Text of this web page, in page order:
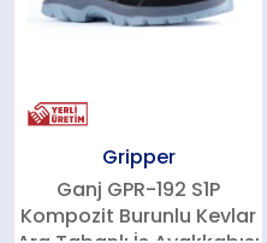
Gripper
Ganj GPR-192 S1P
Kompozit Burunlu Kevlar